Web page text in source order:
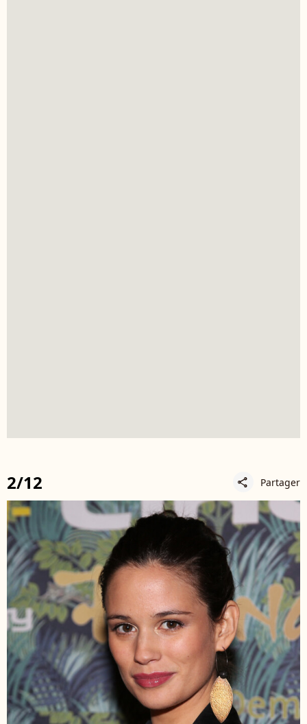
2/12 share Partager